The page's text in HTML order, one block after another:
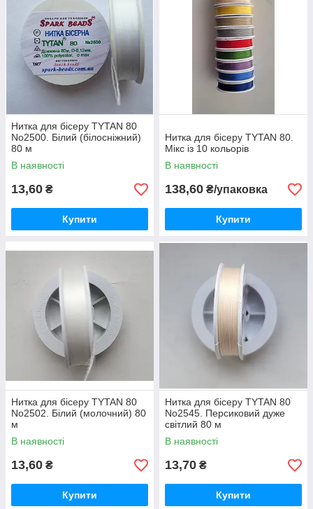
Нитка для бісеру TYTAN 80
No2500. Білий (білосніжний)
80 м
В наявності
13,60 ₴
Купити
Нитка для бісеру TYTAN 80.
Мікс із 10 кольорів
В наявності
138,60 ₴/упаковка
Купити
Нитка для бісеру TYTAN 80
No2502. Білий (молочний) 80
м
В наявності
13,60 ₴
Купити
Нитка для бісеру TYTAN 80
No2545. Персиковий дуже
світлий 80 м
В наявності
13,70 ₴
Купити